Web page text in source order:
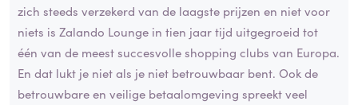
zich steeds verzekerd van de laagste prijzen en niet voor
niets is Zalando Lounge in tien jaar tijd uitgegroeid tot
één van de meest succesvolle shopping clubs van Europa.
En dat lukt je niet als je niet betrouwbaar bent. Ook de
betrouwbare en veilige betaalomgeving spreekt veel